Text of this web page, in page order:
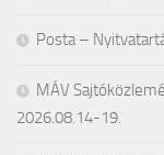
Posta –
MÁV
2026.08.14-19.